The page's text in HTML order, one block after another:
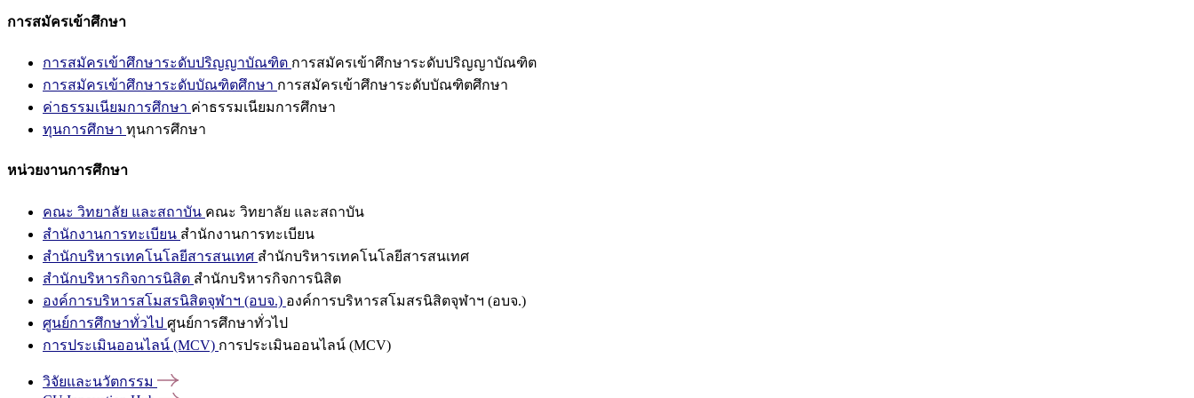
การสมัครเข้าศึกษา
การสมัครเข้าศึกษาระดับปริญญาบัณฑิต การสมัครเข้าศึกษาระดับปริญญาบัณฑิต
การสมัครเข้าศึกษาระดับบัณฑิตศึกษา การสมัครเข้าศึกษาระดับบัณฑิตศึกษา
ค่าธรรมเนียมการศึกษา ค่าธรรมเนียมการศึกษา
ทุนการศึกษา ทุนการศึกษา
หน่วยงานการศึกษา
คณะ วิทยาลัย และสถาบัน คณะ วิทยาลัย และสถาบัน
สำนักงานการทะเบียน สำนักงานการทะเบียน
สำนักบริหารเทคโนโลยีสารสนเทศ สำนักบริหารเทคโนโลยีสารสนเทศ
สำนักบริหารกิจการนิสิต สำนักบริหารกิจการนิสิต
องค์การบริหารสโมสรนิสิตจุฬาฯ (อบจ.) องค์การบริหารสโมสรนิสิตจุฬาฯ (อบจ.)
ศูนย์การศึกษาทั่วไป ศูนย์การศึกษาทั่วไป
การประเมินออนไลน์ (MCV) การประเมินออนไลน์ (MCV)
วิจัยและนวัตกรรม